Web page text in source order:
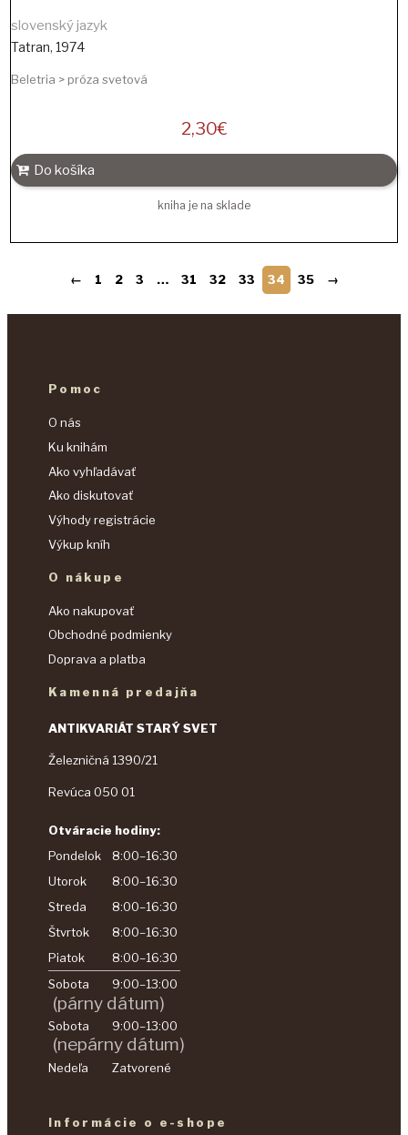
slovenský jazyk
Tatran, 1974
Beletria > próza svetová
2,30€
Do košíka
kniha je na sklade
← 1 2 3 … 31 32 33 34 35 →
Pomoc
O nás
Ku knihám
Ako vyhľadávať
Ako diskutovať
Výhody registrácie
Výkup kníh
O nákupe
Ako nakupovať
Obchodné podmienky
Doprava a platba
Kamenná predajňa
ANTIKVARIÁT STARÝ SVET
Železničná 1390/21
Revúca 050 01
Otváracie hodiny:
Pondelok
8:00–16:30
Utorok
8:00–16:30
Streda
8:00–16:30
Štvrtok
8:00–16:30
Piatok
8:00–16:30
Sobota
9:00–13:00
(párny dátum)
Sobota 9:00–13:00
(nepárny dátum)
Nedeľa Zatvorené
Informácie o e-shope